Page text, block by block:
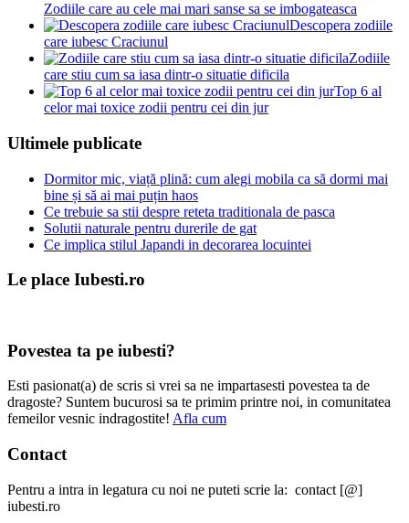
Zodiile care au cele mai mari sanse sa se imbogateasca
Descopera zodiile
care iubesc Craciunul
Zodiile
care stiu cum sa iasa dintr-o situatie dificila
Top 6 al
celor mai toxice zodii pentru cei din jur
Ultimele publicate
Dormitor mic, viață plină: cum alegi mobila ca să dormi mai
bine și să ai mai puțin haos
Ce trebuie sa stii despre reteta traditionala de pasca
Solutii naturale pentru durerile de gat
Ce implica stilul Japandi in decorarea locuintei
Le place Iubesti.ro
Povestea ta pe iubesti?
Esti pasionat(a) de scris si vrei sa ne impartasesti povestea ta de
dragoste? Suntem bucurosi sa te primim printre noi, in comunitatea
femeilor vesnic indragostite! Afla cum
Contact
Pentru a intra in legatura cu noi ne puteti scrie la: contact [@]
iubesti.ro